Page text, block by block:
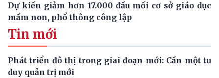
Dự kiến giảm hơn 17.000 đầu mối cơ sở giáo dục
mầm non, phổ thông công lập
Tin mới
Phát triển đô thị trong giai đoạn mới: Cần một tư
duy quản trị mới